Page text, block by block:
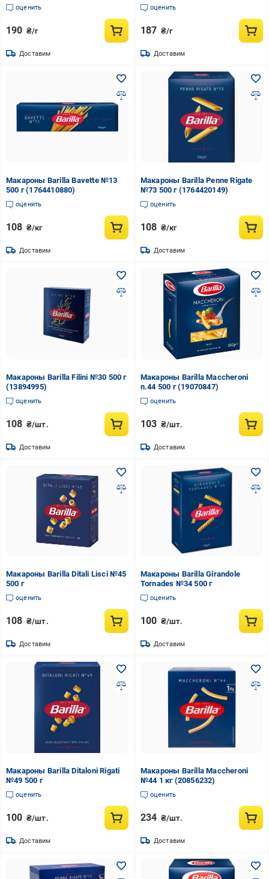
оценить
190 ₴/г
Доставим
оценить
187 ₴/г
Доставим
Макароны Barilla Bavette №13
500 г (1764410880)
оценить
108 ₴/кг
Доставим
Макароны Barilla Penne Rigate
№73 500 г (1764420149)
оценить
108 ₴/кг
Доставим
Макароны Barilla Filini №30 500 г
(13894995)
оценить
108 ₴/шт.
Доставим
Макароны Barilla Maccheroni
n.44 500 г (19070847)
оценить
103 ₴/шт.
Доставим
Макароны Barilla Ditali Lisci №45
500 г
оценить
108 ₴/шт.
Доставим
Макароны Barilla Girandole
Tornades №34 500 г
оценить
100 ₴/шт.
Доставим
Макароны Barilla Ditaloni Rigati
№49 500 г
оценить
100 ₴/шт.
Доставим
Макароны Barilla Maccheroni
№44 1 кг (20856232)
оценить
234 ₴/шт.
Доставим